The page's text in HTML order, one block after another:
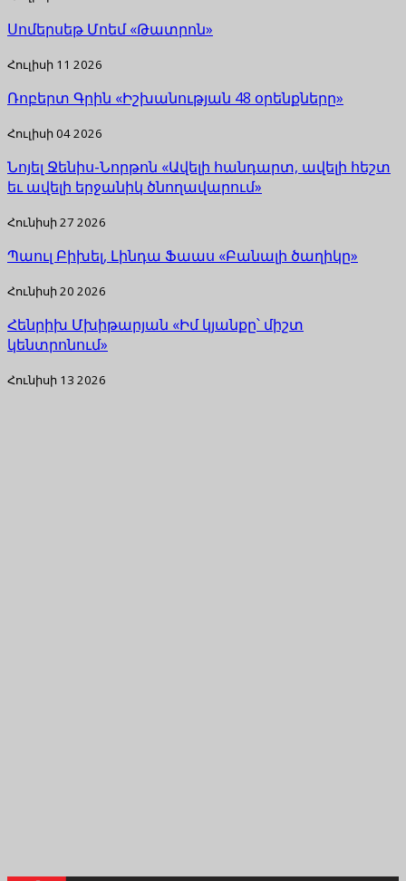
Սոմերսեթ Մոեմ «Թատրոն»
Հուլիսի 11 2026
Ռոբերտ Գրին «Իշխանության 48 օրենքները»
Հուլիսի 04 2026
Նոյել Ջենիս-Նորթոն «Ավելի հանդարտ, ավելի հեշտ
եւ ավելի երջանիկ ծնողավարում»
Հունիսի 27 2026
Պաուլ Բիխել, Լինդա Ֆաաս «Բանալի ծաղիկը»
Հունիսի 20 2026
Հենրիխ Մխիթարյան «Իմ կյանքը՝ միշտ
կենտրոնում»
Հունիսի 13 2026